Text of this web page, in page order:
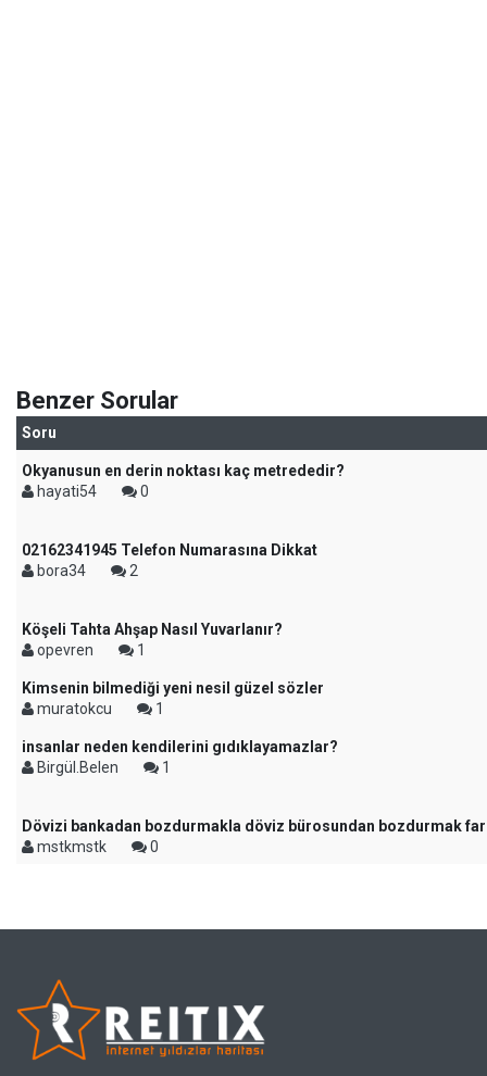
Benzer Sorular
Soru
Okyanusun en derin noktası kaç metrededir?
hayati54
0
02162341945 Telefon Numarasına Dikkat
bora34
2
Köşeli Tahta Ahşap Nasıl Yuvarlanır?
opevren
1
Kimsenin bilmediği yeni nesil güzel sözler
muratokcu
1
insanlar neden kendilerini gıdıklayamazlar?
Birgül.Belen
1
Dövizi bankadan bozdurmakla döviz bürosundan bozdurmak
mstkmstk
0